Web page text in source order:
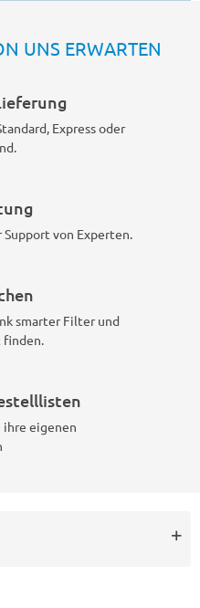
UNS ERWARTEN
Express oder
Support von Experten.
smarter Filter und
finden.
ihre eigenen